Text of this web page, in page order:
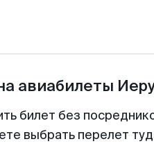
авиабилеты
билет без
выбрать перелет